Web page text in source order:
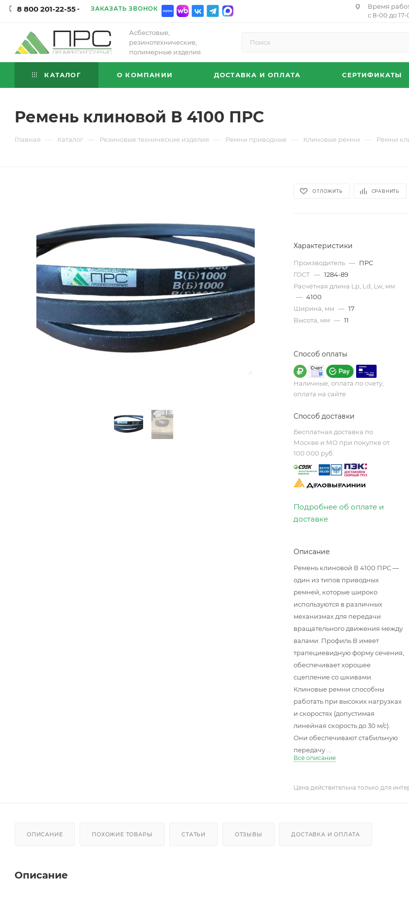
8 800 201-22-55 ЗАКАЗАТЬ ЗВОНОК
Время
с 8-00 до
Асбестовые,
резинотехнические,
полимерные изделия
КАТАЛОГ О КОМПАНИИ ДОСТАВКА И ОПЛАТА СЕРТИФИКАТЫ
Ремень клиновой В 4100 ПРС
Главная — Каталог — Резиновые технические изделия — Ремни приводные — Клиновые ремни — Ремни
ОТЛОЖИТЬ СРАВНИТЬ
Характеристики
Производитель — ПРС
ГОСТ — 1284-89
Расчётная длина Lp, Ld, Lw, мм
— 4100
Ширина, мм — 17
Высота, мм — 11
Способ оплаты
Наличные, оплата по счету,
оплата на сайте
Способ доставки
Бесплатная доставка по
Москве и МО при покупке от
100 000 руб.
Подробнее об оплате и
доставке
Описание
Ремень клиновой В 4100 ПРС —
один из типов приводных
ремней, которые широко
используются в различных
механизмах для передачи
вращательного движения между
валами. Профиль В имеет
трапециевидную форму сечения,
обеспечивает хорошее
сцепление со шкивами.
Клиновые ремни способны
работать при высоких нагрузках
и скоростях (допустимая
линейная скорость до 30 м/с).
Они обеспечивают стабильную
передачу ...
Всё описание
Цена действительна только для
ОПИСАНИЕ ПОХОЖИЕ ТОВАРЫ СТАТЬИ ОТЗЫВЫ ДОСТАВКА И ОПЛАТА
Описание